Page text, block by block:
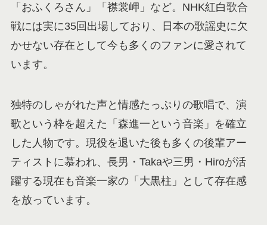
「おふくろさん」「襟裳岬」など。NHK紅白歌合
戦には実に35回出場しており、日本の歌謡史に欠
かせない存在として今も多くのファンに愛されて
います。
独特のしゃがれた声と情感たっぷりの歌唱で、演
歌という枠を超えた「森進一という音楽」を確立
した人物です。現役を退いた後も多くの後輩アー
ティストに慕われ、長男・Takaや三男・Hiroが活
躍する現在も音楽一家の「大黒柱」として存在感
を放っています。